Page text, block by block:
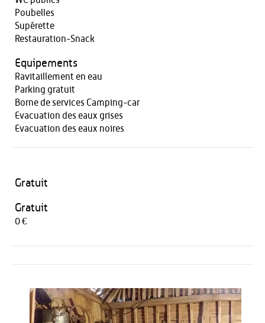
Poubelles
Supérette
Restauration-Snack
Equipements
Ravitaillement en eau
Parking gratuit
Borne de services Camping-car
Evacuation des eaux grises
Evacuation des eaux noires
Gratuit
Gratuit
0 €